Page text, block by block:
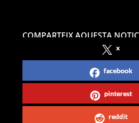
COMPARTEIX AQUESTA
x
facebook
pinterest
reddit